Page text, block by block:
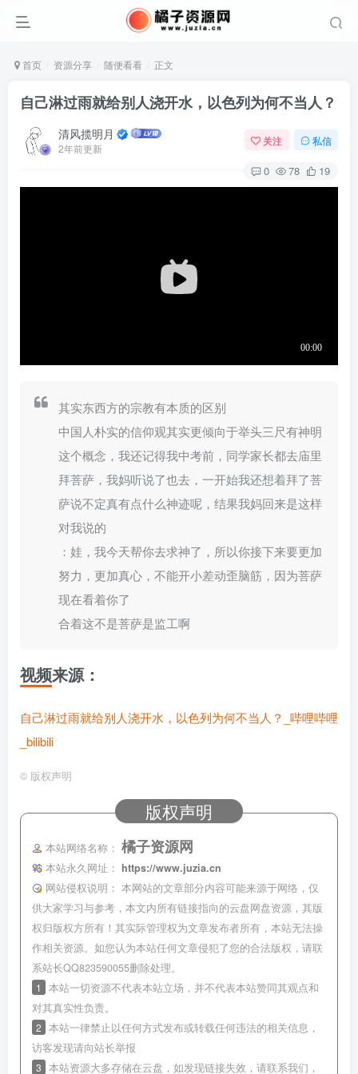
首页 资源分享 随便看看 正文
自己淋过雨就给别人浇开水，以色列为何不当人？
清风揽明月
2年前更新
关注 私信
0 78 19
其实东西方的宗教有本质的区别
中国人朴实的信仰观其实更倾向于举头三尺有神明
这个概念，我还记得我中考前，同学家长都去庙里
拜菩萨，我妈听说了也去，一开始我还想着拜了菩
萨说不定真有点什么神迹呢，结果我妈回来是这样
对我说的
：娃，我今天帮你去求神了，所以你接下来要更加
努力，更加真心，不能开小差动歪脑筋，因为菩萨
现在看着你了
合着这不是菩萨是监工啊
视频来源：
自己淋过雨就给别人浇开水，以色列为何不当人？_哔哩哔哩
_bilibili
© 版权声明
版权声明
本站网络名称： 橘子资源网
本站永久网址：
https://www.juzia.cn
网站侵权说明： 本网站的文章部分内容可能来源于网络，仅
供大家学习与参考，本文内所有链接指向的云盘网盘资源，其版
权归版权方所有！其实际管理权为文章发布者所有，本站无法操
作相关资源。如您认为本站任何文章侵犯了您的合法版权，请联
系站长QQ823590055删除处理。
1
本站一切资源不代表本站立场，并不代表本站赞同其观点和
对其真实性负责。
2 本站一律禁止以任何方式发布或转载任何违法的相关信息，
访客发现请向站长举报
3 本站资源大多存储在云盘，如发现链接失效，请联系我们，